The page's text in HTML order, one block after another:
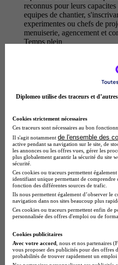
reconnus pour leurs
equipes de chantier,
experimentes ou chefs de
menuiserie, agencement et
Temps plein
Bac techno - ST2S
Le baccalaureat
sante et du social au lycee
une formation solide
approche humaniste. vous y
sciences sanitaires et
sante publique et sociale, en
humaines pour maitriser
pathologies, ainsi qu'en
formation renforce votre
situations contemporaines et
communication et relations
vous accederez a des
specialisees) ouvrant les
qu'infirmier, preparateur en
profilerez une aptitude a pour
sur l'ecoute, l'initiative et
Temps plein
En présentiel
Diplomeo utilise des traceurs et
Cookies strictement nécessaires
Ces traceurs sont nécessaires au bon
Il s'agit notamment de l'ensemble des
active pendant sa navigation sur le site, de
les annonces ou les offres vues, gérer les
plus globalement garantir la sécurité du site
sécurité.
Ces cookies ou traceurs permettent
identifiant unique permettant de comprendre
fonction des différentes sources de trafic.
Ils nous permettent également d’observer le
navigation dans nos sites beaucoup plus
Ces cookies ou traceurs permettent enfin de
personnalisée des offres d'emploi ou de
Cookies publicitaires
Avec votre accord , nous et nos partenaires
vous proposer des publicités pour des offres
probabilités de trouver rapidement un emploi